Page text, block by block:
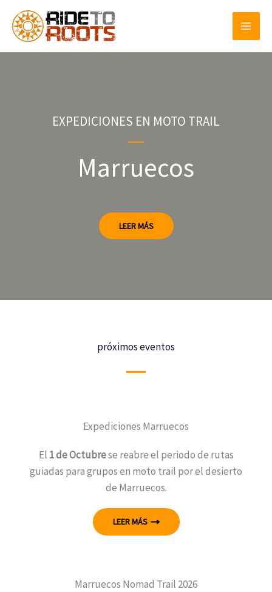
contenido
EXPEDICIONES EN MOTO TRAIL
Marruecos
LEER MÁS
próximos eventos
Expediciones Marruecos
El 1 de Octubrese reabre el periodo de rutas
guiadas para grupos en moto trail por el desierto
de Marruecos.
LEER MÁS
Marruecos Nomad Trail 2026